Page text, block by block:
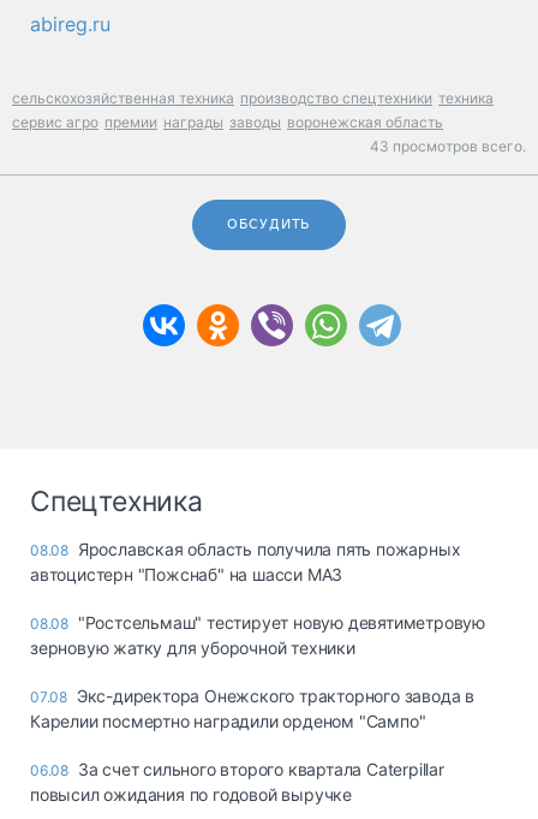
abireg.ru
сельскохозяйственная техника производство спецтехники техника
сервис агро премии награды заводы воронежская область
43 просмотров всего.
ОБСУДИТЬ
Спецтехника
08.08 Ярославская область получила пять пожарных
автоцистерн "Пожснаб" на шасси МАЗ
08.08 "Ростсельмаш" тестирует новую девятиметровую
зерновую жатку для уборочной техники
07.08 Экс-директора Онежского тракторного завода в
Карелии посмертно наградили орденом "Сампо"
06.08 За счет сильного второго квартала Caterpillar
повысил ожидания по годовой выручке